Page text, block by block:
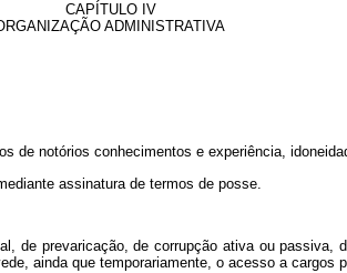
CAPÍTULO IV
ADMINISTRATIVA
de notórios conhecimentos e experiência,
assinatura de termos de posse.
de prevaricação, de corrupção ativa ou
ainda que temporariamente, o acesso a cargos